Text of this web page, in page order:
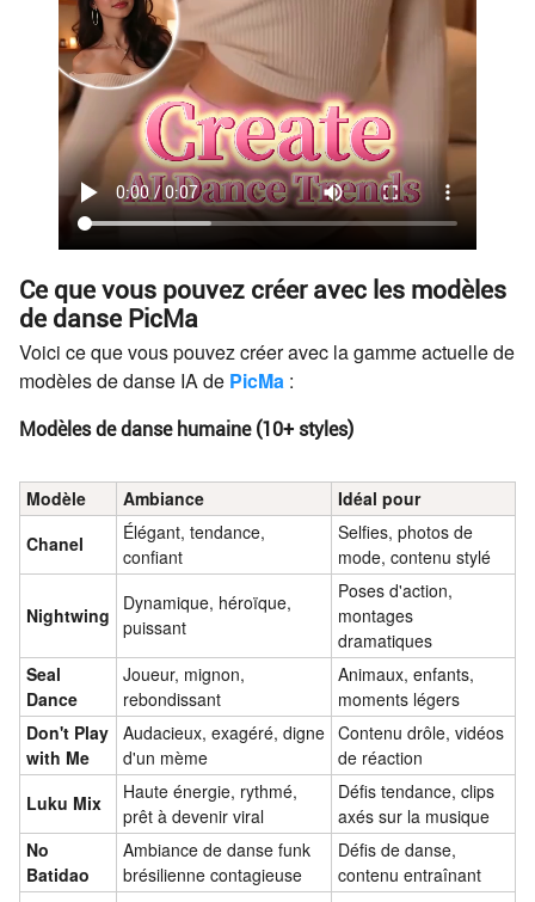
Ce que vous pouvez créer avec les modèles
de danse PicMa
Voici ce que vous pouvez créer avec la gamme actuelle de
modèles de danse IA de PicMa :
Modèles de danse humaine (10+ styles)
Modèle Ambiance
Idéal pour
Chanel
Élégant, tendance,
confiant
Selfies, photos de
mode, contenu stylé
Nightwing
Dynamique, héroïque,
puissant
Poses d'action,
montages
dramatiques
Seal
Dance
Joueur, mignon,
rebondissant
Animaux, enfants,
moments légers
Don't Play
with Me
Audacieux, exagéré, digne
d'un mème
Contenu drôle, vidéos
de réaction
Luku Mix
Haute énergie, rythmé,
prêt à devenir viral
Défis tendance, clips
axés sur la musique
No
Batidao
Ambiance de danse funk
brésilienne contagieuse
Défis de danse,
contenu entraînant